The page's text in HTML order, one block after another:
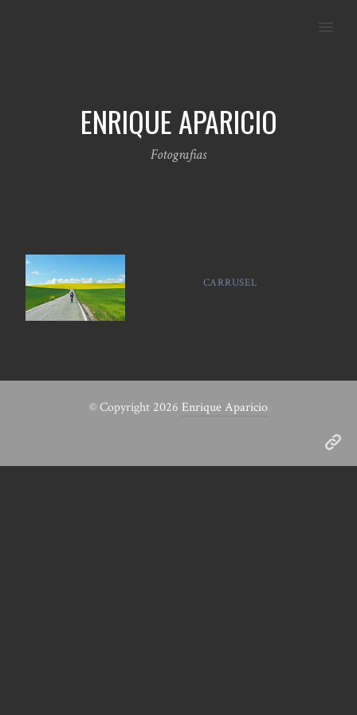
ENRIQUE APARICIO
Fotografias
CARRUSEL
© Copyright 2026 Enrique Aparicio